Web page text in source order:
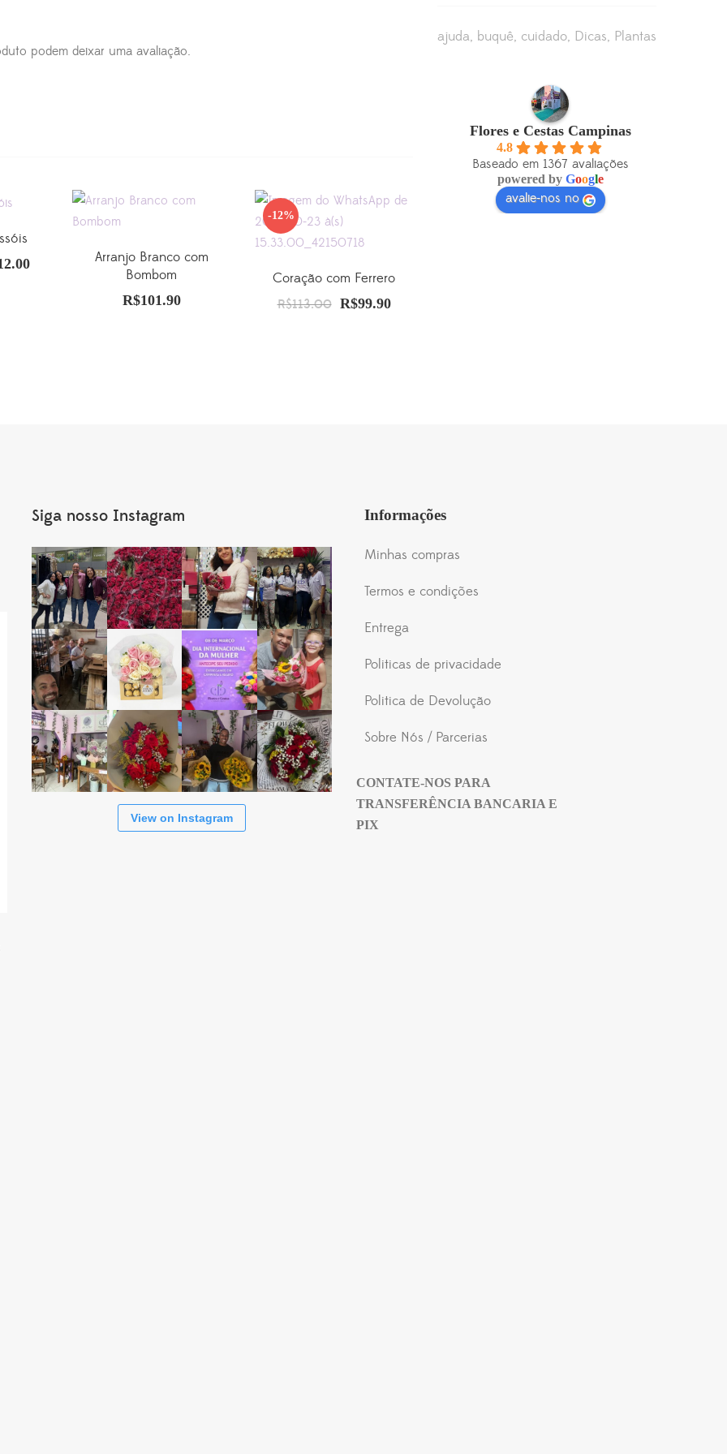
podem deixar uma avaliação.
O
Arranjo Branco com
Bombom
R$101.90
-12%
Coração com Ferrero
R$113.00 O
R$99.90O
ajuda buquê cuidado Dicas Plantas
Flores e Cestas Campinas
4.8
Baseado em 1367 avaliações
powered by Google
avalie-nos no
Siga nosso Instagram
View on Instagram
Informações
Minhas compras
Termos e condições
Entrega
Politicas de privacidade
Politica de Devolução
Sobre Nós / Parcerias
CONTATE-NOS PARA
TRANSFERÊNCIA BANCARIA E
PIX